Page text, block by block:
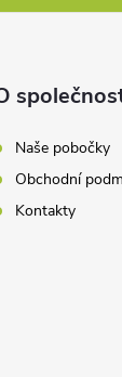
Naše pobočky
Obchodní
Kontakty